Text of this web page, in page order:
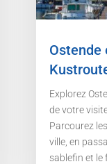
Ostende
Explorez
de votre
Parcourez
ville, en
sablefin et le